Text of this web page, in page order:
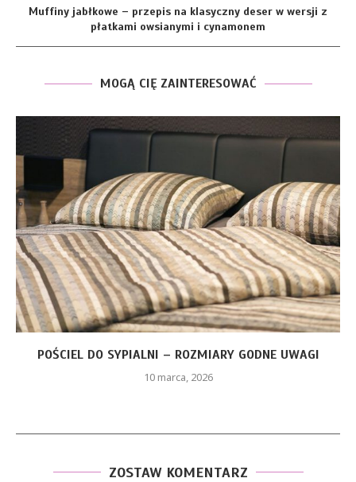
Muffiny jabłkowe – przepis na klasyczny deser w wersji z
płatkami owsianymi i cynamonem
MOGĄ CIĘ ZAINTERESOWAĆ
POŚCIEL DO SYPIALNI – ROZMIARY GODNE UWAGI
10 marca, 2026
ZOSTAW KOMENTARZ